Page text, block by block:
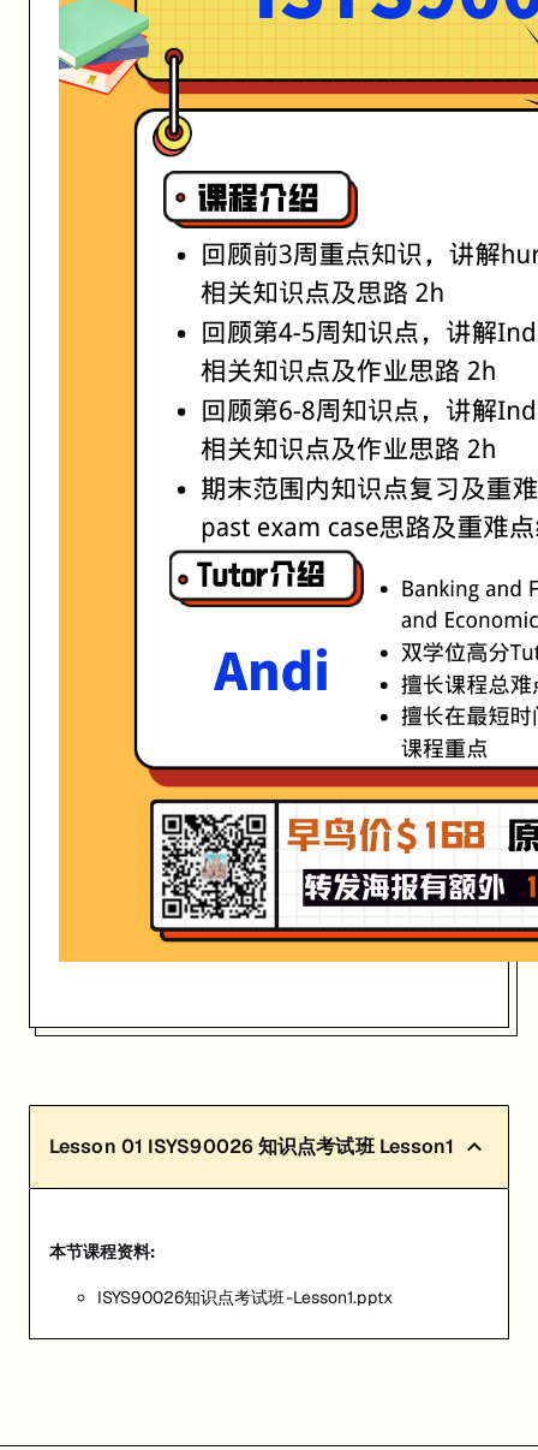
亮点: ·Banking and Finance & Business and Economics Strategy 双
University of Melbourne
ISYS90026 Fundamentals of Information systems
匠人学院提供高质量的IT培训课程和Workshop，帮助学员掌握实用技能
Lesson 01 ISYS90026 知识点考试班 Lesson1
本节课程资料:
ISYS90026知识点考试班-Lesson1.pptx